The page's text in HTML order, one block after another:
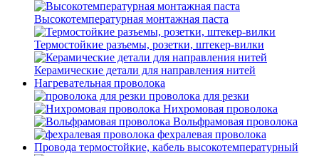
Высокотемпературная монтажная паста
Термостойкие разъемы, розетки, штекер-вилки
Керамические детали для направления нитей
Нагревательная проволока
проволока для резки
Нихромовая проволока
Вольфрамовая проволока
фехралевая проволока
Провода термостойкие, кабель высокотемпературный